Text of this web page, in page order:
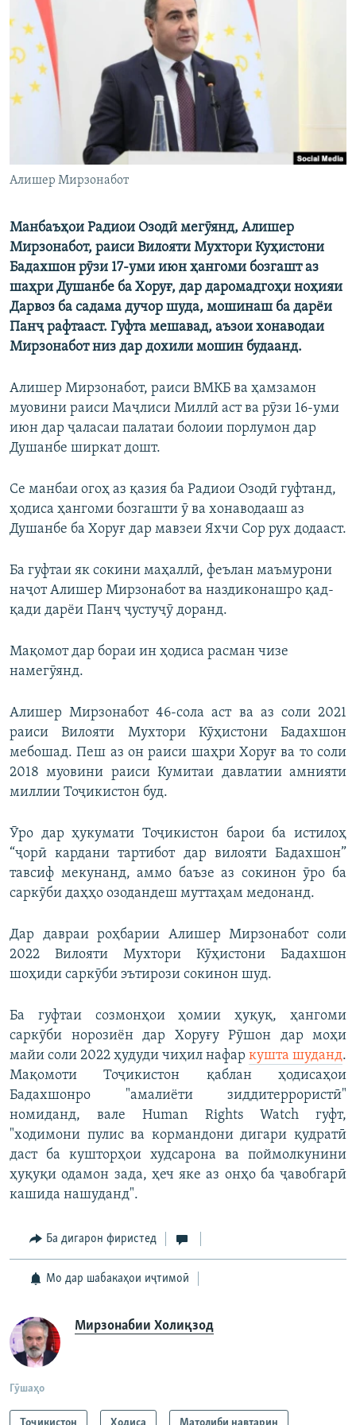
ГУЗОРИШҲОИ РАДИОӢ
Русский
ПАЙГИРӢ КУНЕД
Ҳамаи сомонаҳои RFE/RL
Алишер Мирзонабот
Манбаъҳои Радиои Озодӣ мегӯянд, Алишер
Мирзонабот, раиси Вилояти Мухтори Куҳистони
Бадахшон рӯзи 17-уми июн ҳангоми бозгашт аз
шаҳри Душанбе ба Хоруғ, дар даромадгоҳи ноҳияи
Дарвоз ба садама дучор шуда, мошинаш ба дарёи
Панҷ рафтааст. Гуфта мешавад, аъзои хонаводаи
Мирзонабот низ дар дохили мошин будаанд.
Алишер Мирзонабот, раиси ВМКБ ва ҳамзамон
муовини раиси Маҷлиси Миллӣ аст ва рӯзи 16-уми
июн дар ҷаласаи палатаи болоии порлумон дар
Душанбе ширкат дошт.
Се манбаи огоҳ аз қазия ба Радиои Озодӣ гуфтанд,
ҳодиса ҳангоми бозгашти ӯ ва хонаводааш аз
Душанбе ба Хоруғ дар мавзеи Яхчи Сор рух додааст.
Ба гуфтаи як сокини маҳаллӣ, феълан маъмурони
наҷот Алишер Мирзонабот ва наздиконашро қад-
қади дарёи Панҷ ҷустуҷӯ доранд.
Мақомот дар бораи ин ҳодиса расман чизе
намегӯянд.
Алишер Мирзонабот 46-сола аст ва аз соли 2021
раиси Вилояти Мухтори Кӯҳистони Бадахшон
мебошад. Пеш аз он раиси шаҳри Хоруғ ва то соли
2018 муовини раиси Кумитаи давлатии амнияти
миллии Тоҷикистон буд.
Ӯро дар ҳукумати Тоҷикистон барои ба истилоҳ
“ҷорӣ кардани тартибот дар вилояти Бадахшон”
тавсиф мекунанд, аммо баъзе аз сокинон ӯро ба
саркӯби даҳҳо озодандеш муттаҳам медонанд.
Дар давраи роҳбарии Алишер Мирзонабот соли
2022 Вилояти Мухтори Кӯҳистони Бадахшон
шоҳиди саркӯби эътирози сокинон шуд.
Ба гуфтаи созмонҳои ҳомии ҳуқуқ, ҳангоми
саркӯби норозиён дар Хоруғу Рӯшон дар моҳи
майи соли 2022 ҳудуди чиҳил нафар кушта шуданд.
Мақомоти Тоҷикистон қаблан ҳодисаҳои
Бадахшонро "амалиёти зиддитеррористӣ"
номиданд, вале Human Rights Watch гуфт,
"ходимони пулис ва кормандони дигари қудратӣ
даст ба кушторҳои худсарона ва поймолкунини
ҳуқуқи одамон зада, ҳеч яке аз онҳо ба ҷавобгарӣ
кашида нашуданд".
Ба дигарон фиристед
Мо дар шабакаҳои иҷтимоӣ
Мирзонабии Холиқзод
Гӯшаҳо